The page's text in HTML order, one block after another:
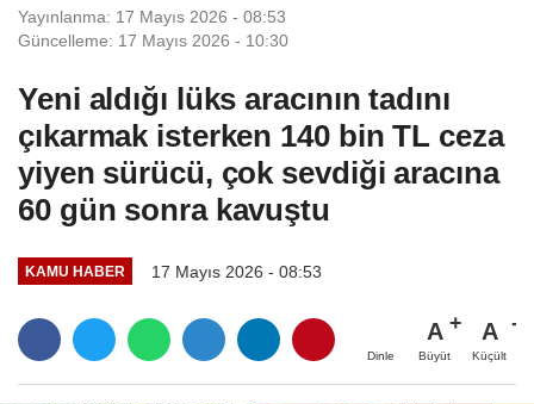
Yayınlanma: 17 Mayıs 2026 - 08:53
Güncelleme: 17 Mayıs 2026 - 10:30
Yeni aldığı lüks aracının tadını
çıkarmak isterken 140 bin TL ceza
yiyen sürücü, çok sevdiği aracına
60 gün sonra kavuştu
KAMU HABER 17 Mayıs 2026 - 08:53
Dinle
A
Büyüt
A
Küçült